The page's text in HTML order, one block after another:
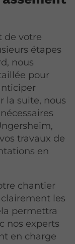
de votre
étapes
nous
pour
la suite, nous
travaux de
en
chantier
les
permettra
nos experts
en charge